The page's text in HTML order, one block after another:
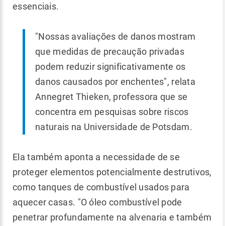
essenciais.
"Nossas avaliações de danos mostram
que medidas de precaução privadas
podem reduzir significativamente os
danos causados ​​por enchentes", relata
Annegret Thieken, professora que se
concentra em pesquisas sobre riscos
naturais na Universidade de Potsdam.
Ela também aponta a necessidade de se
proteger elementos potencialmente destrutivos,
como tanques de combustível usados ​​para
aquecer casas. "O óleo combustível pode
penetrar profundamente na alvenaria e também